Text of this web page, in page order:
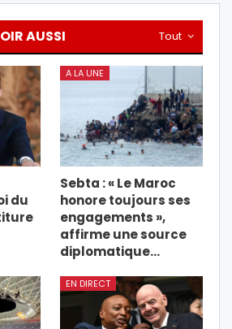
Tout
AUSSI
du
A LA UNE
Sebta : « Le Maroc
honore toujours ses
engagements »,
affirme une source
diplomatique…
EN DIRECT